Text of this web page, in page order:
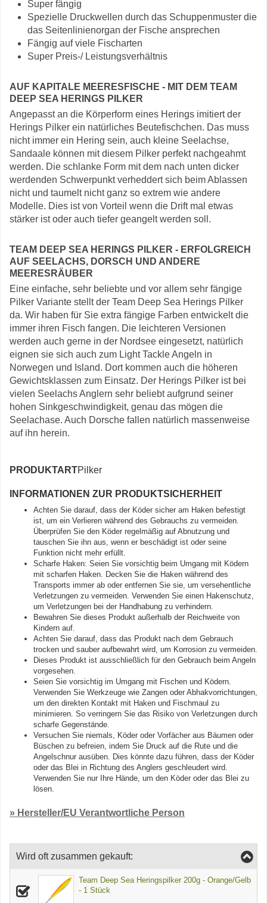
Super fängig
Spezielle Druckwellen durch das Schuppenmuster die
das Seitenlinienorgan der Fische ansprechen
Fängig auf viele Fischarten
Super Preis-/ Leistungsverhältnis
AUF KAPITALE MEERESFISCHE - MIT DEM TEAM
DEEP SEA HERINGS PILKER
Angepasst an die Körperform eines Herings imitiert der
Herings Pilker ein natürliches Beutefischchen. Das muss
nicht immer ein Hering sein, auch kleine Seelachse,
Sandaale können mit diesem Pilker perfekt nachgeahmt
werden. Die schlanke Form mit dem nach unten dicker
werdenden Schwerpunkt verheddert sich beim Ablassen
nicht und taumelt nicht ganz so extrem wie andere
Modelle. Dies ist von Vorteil wenn die Drift mal etwas
stärker ist oder auch tiefer geangelt werden soll.
TEAM DEEP SEA HERINGS PILKER - ERFOLGREICH
AUF SEELACHS, DORSCH UND ANDERE
MEERESRÄUBER
Eine einfache, sehr beliebte und vor allem sehr fängige
Pilker Variante stellt der Team Deep Sea Herings Pilker
da. Wir haben für Sie extra fängige Farben entwickelt die
immer ihren Fisch fangen. Die leichteren Versionen
werden auch gerne in der Nordsee eingesetzt, natürlich
eignen sie sich auch zum Light Tackle Angeln in
Norwegen und Island. Dort kommen auch die höheren
Gewichtsklassen zum Einsatz. Der Herings Pilker ist bei
vielen Seelachs Anglern sehr beliebt aufgrund seiner
hohen Sinkgeschwindigkeit, genau das mögen die
Seelachase. Auch Dorsche fallen natürlich massenweise
auf ihn herein.
PRODUKTARTPilker
INFORMATIONEN ZUR PRODUKTSICHERHEIT
Achten Sie darauf, dass der Köder sicher am Haken befestigt
ist, um ein Verlieren während des Gebrauchs zu vermeiden.
Überprüfen Sie den Köder regelmäßig auf Abnutzung und
tauschen Sie ihn aus, wenn er beschädigt ist oder seine
Funktion nicht mehr erfüllt.
Scharfe Haken: Seien Sie vorsichtig beim Umgang mit Ködern
mit scharfen Haken. Decken Sie die Haken während des
Transports immer ab oder entfernen Sie sie, um versehentliche
Verletzungen zu vermeiden. Verwenden Sie einen Hakenschutz,
um Verletzungen bei der Handhabung zu verhindern.
Bewahren Sie dieses Produkt außerhalb der Reichweite von
Kindern auf.
Achten Sie darauf, dass das Produkt nach dem Gebrauch
trocken und sauber aufbewahrt wird, um Korrosion zu vermeiden.
Dieses Produkt ist ausschließlich für den Gebrauch beim Angeln
vorgesehen.
Seien Sie vorsichtig im Umgang mit Fischen und Ködern.
Verwenden Sie Werkzeuge wie Zangen oder Abhakvorrichtungen,
um den direkten Kontakt mit Haken und Fischmaul zu
minimieren. So verringern Sie das Risiko von Verletzungen durch
scharfe Gegenstände.
Versuchen Sie niemals, Köder oder Vorfächer aus Bäumen oder
Büschen zu befreien, indem Sie Druck auf die Rute und die
Angelschnur ausüben. Dies könnte dazu führen, dass der Köder
oder das Blei in Richtung des Anglers geschleudert wird.
Verwenden Sie nur Ihre Hände, um den Köder oder das Blei zu
lösen.
» Hersteller/EU Verantwortliche Person
Wird oft zusammen gekauft:
Team Deep Sea Heringspilker 200g - Orange/Gelb
- 1 Stück